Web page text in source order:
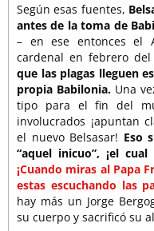
Según esas fuentes,
antes de la toma de
– en ese entonces el
cardenal en febrero del
que las plagas lleguen
propia Babilonia. Una
tipo para el fin del
involucrados ¡apuntan
el nuevo Belsasar! Eso
“aquel inicuo”, ¡el
¡Cuando miras al Papa
estas escuchando las
hay más un Jorge
su cuerpo y sacrificó su